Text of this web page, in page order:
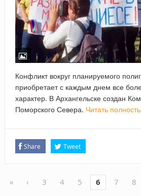
Конфликт вокруг планируемого
приобретает с каждым днем все
характер. В Архангельске создан
Поморского Севера. Читать
Share Tweet
« ‹ 3 4 5 6 7 8